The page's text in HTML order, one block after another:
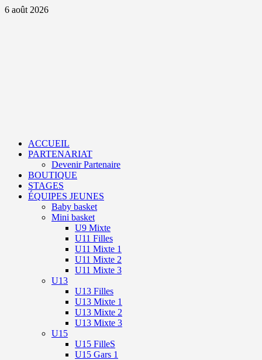
Aller
6 août 2026
ACCUEIL
PARTENARIAT
Devenir Partenaire
BOUTIQUE
STAGES
ÉQUIPES JEUNES
Baby basket
Mini basket
U9 Mixte
U11 Filles
U11 Mixte 1
U11 Mixte 2
U11 Mixte 3
U13
U13 Filles
U13 Mixte 1
U13 Mixte 2
U13 Mixte 3
U15
U15 FilleS
U15 Gars 1